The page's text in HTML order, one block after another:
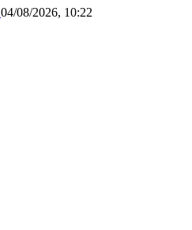
04/08/2026, 10:22